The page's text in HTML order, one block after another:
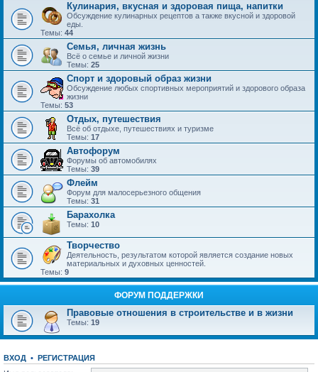
Кулинария, вкусная и здоровая пища, напитки
Обсуждение кулинарных рецептов а также вкусной и здоровой
еды.
Темы: 44
Семья, личная жизнь
Всё о семье и личной жизни
Темы: 25
Спорт и здоровый образ жизни
Обсуждение любых спортивных мероприятий и здорового образа
жизни
Темы: 53
Отдых, путешествия
Всё об отдыхе, путешествиях и туризме
Темы: 17
Автофорум
Форумы об автомобилях
Темы: 39
Флейм
Форум для малосерьезного общения
Темы: 31
Барахолка
Темы: 10
Творчество
Деятельность, результатом которой является создание новых
материальных и духовных ценностей.
Темы: 9
ФОРУМ ПОДДЕРЖКИ
Правовые отношения в строительстве и в жизни
Темы: 19
ВХОД • РЕГИСТРАЦИЯ